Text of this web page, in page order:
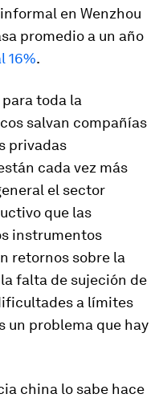
en Wenzhou
promedio a un año
16%.
toda la
salvan compañías
privadas
cada vez más
el sector
que las
instrumentos
retornos sobre la
falta de sujeción de
a límites
un problema que hay
china lo sabe hace